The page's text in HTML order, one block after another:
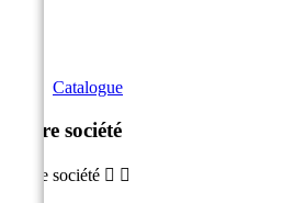
Catalogue
Notre société
Notre société  